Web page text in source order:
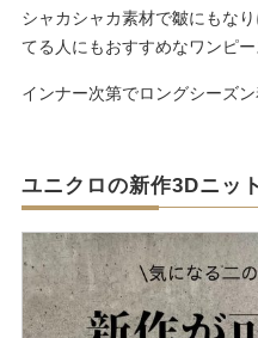
シャカシャカ素材で皺にもな
てる人にもおすすめなワンピー
インナー次第でロングシーズ
ユニクロの新作3Dニット